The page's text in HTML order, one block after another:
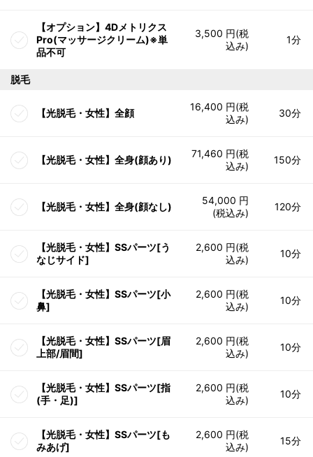
【オプション】4Dメトリクス
Pro(マッサージクリーム)※単
品不可
3,500 円(税
込み)
1分
脱毛
【光脱毛・女性】全顔
16,400 円(税
込み)
30分
【光脱毛・女性】全身(顔あり)
71,460 円(税
込み)
150分
【光脱毛・女性】全身(顔なし)
54,000 円
(税込み)
120分
【光脱毛・女性】SSパーツ[う
なじサイド]
2,600 円(税
込み)
10分
【光脱毛・女性】SSパーツ[小
鼻]
2,600 円(税
込み)
10分
【光脱毛・女性】SSパーツ[眉
上部/眉間]
2,600 円(税
込み)
10分
【光脱毛・女性】SSパーツ[指
(手・足)]
2,600 円(税
込み)
10分
【光脱毛・女性】SSパーツ[も
みあげ]
2,600 円(税
込み)
15分